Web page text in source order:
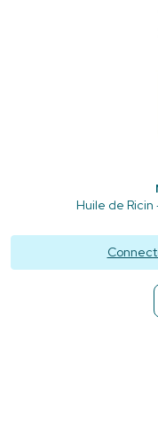
Huile de